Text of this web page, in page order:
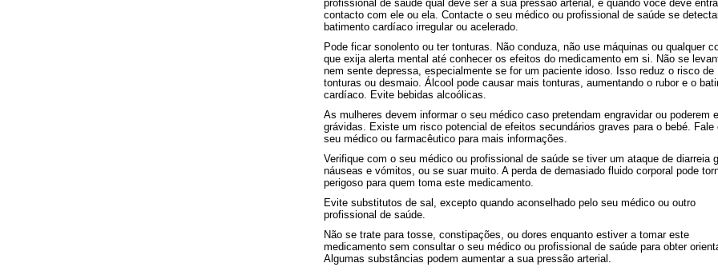
profissional de saúde qual deve ser a sua pressão arterial, e quando você deve
contacto com ele ou ela. Contacte o seu médico ou profissional de saúde se
batimento cardíaco irregular ou acelerado.
Pode ficar sonolento ou ter tonturas. Não conduza, não use máquinas ou qualquer
que exija alerta mental até conhecer os efeitos do medicamento em si. Não se
nem sente depressa, especialmente se for um paciente idoso. Isso reduz o risco de
tonturas ou desmaio. Álcool pode causar mais tonturas, aumentando o rubor e o
cardíaco. Evite bebidas alcoólicas.
As mulheres devem informar o seu médico caso pretendam engravidar ou poderem
grávidas. Existe um risco potencial de efeitos secundários graves para o bebé. Fale
seu médico ou farmacêutico para mais informações.
Verifique com o seu médico ou profissional de saúde se tiver um ataque de diarreia
náuseas e vómitos, ou se suar muito. A perda de demasiado fluido corporal pode
perigoso para quem toma este medicamento.
Evite substitutos de sal, excepto quando aconselhado pelo seu médico ou outro
profissional de saúde.
Não se trate para tosse, constipações, ou dores enquanto estiver a tomar este
medicamento sem consultar o seu médico ou profissional de saúde para obter
Algumas substâncias podem aumentar a sua pressão arterial.